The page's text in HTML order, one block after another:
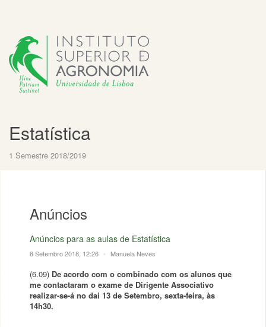
Estatística
1 Semestre 2018/2019
Anúncios
Anúncios para as aulas de Estatística
8 Setembro 2018, 12:26 • Manuela Neves
(6.09) De acordo com o combinado com os alunos que
me contactaram o exame de Dirigente Associativo
realizar-se-á no dai 13 de Setembro, sexta-feira, às
14h30.